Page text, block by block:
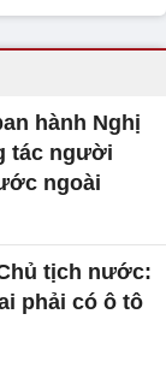
hành Nghị
tác người
ngoài
tịch nước:
phải có ô tô